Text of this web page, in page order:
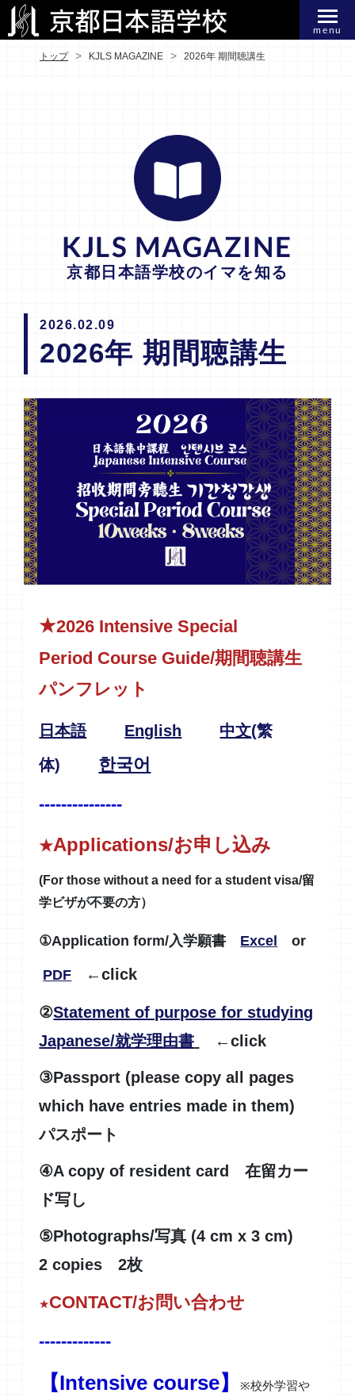
menu
トップ KJLS MAGAZINE 2026年 期間聴講生
KJLS MAGAZINE
京都日本語学校のイマを知る
2026.02.09
2026年 期間聴講生
★2026 IntensiveSpecial
Period Course Guide/期間聴講生
パンフレット
日本語 English 中文(繁
体)
한국어
---------------
★Applications/お申し込み
(For those without a need for a student visa/留
学ビザが不要の方）
①Application form/入学願書 Excel or
PDF ←click
②Statement of purpose for studying
Japanese/就学理由書
←click
③Passport (please copy all pages
which have entries made in them)
パスポート
④A copy of resident card 在留カー
ド写し
⑤Photographs/写真 (4 cm x 3 cm)
2 copies 2枚
★CONTACT/お問い合わせ
-------------
【Intensive course】※校外学習や